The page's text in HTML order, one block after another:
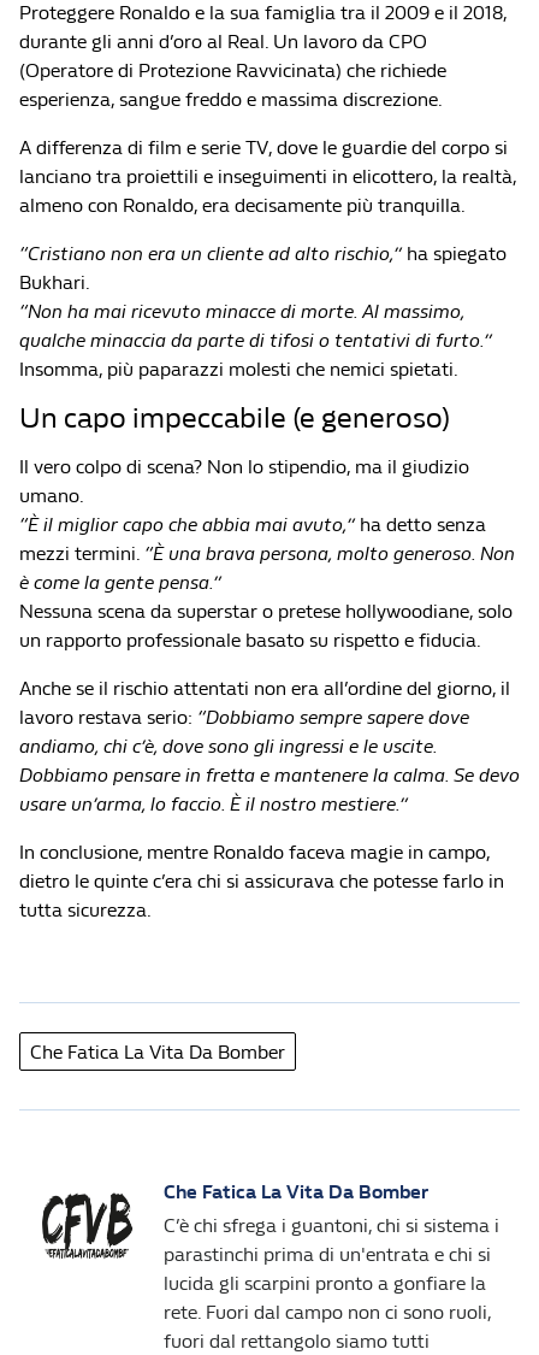
Proteggere Ronaldo e la sua famiglia tra il 2009 e il 2018,
durante gli anni d’oro al Real. Un lavoro da CPO
(Operatore di Protezione Ravvicinata) che richiede
esperienza, sangue freddo e massima discrezione.
A differenza di film e serie TV, dove le guardie del corpo si
lanciano tra proiettili e inseguimenti in elicottero, la realtà,
almeno con Ronaldo, era decisamente più tranquilla.
“Cristiano non era un cliente ad alto rischio,”ha spiegato
Bukhari.
“Non ha mai ricevuto minacce di morte. Al massimo,
qualche minaccia da parte di tifosi o tentativi di furto.”
Insomma, più paparazzi molesti che nemici spietati.
Un capo impeccabile (e generoso)
Il vero colpo di scena? Non lo stipendio, ma il giudizio
umano.
“È il miglior capo che abbia mai avuto,”ha detto senza
mezzi termini. “È una brava persona, molto generoso. Non
è come la gente pensa.”
Nessuna scena da superstar o pretese hollywoodiane, solo
un rapporto professionale basato su rispetto e fiducia.
Anche se il rischio attentati non era all’ordine del giorno, il
lavoro restava serio: “Dobbiamo sempre sapere dove
andiamo, chi c’è, dove sono gli ingressi e le uscite.
Dobbiamo pensare in fretta e mantenere la calma. Se devo
usare un’arma, lo faccio. È il nostro mestiere.”
In conclusione, mentre Ronaldo faceva magie in campo,
dietro le quinte c’era chi si assicurava che potesse farlo in
tutta sicurezza.
Che Fatica La Vita Da Bomber
Che Fatica La Vita Da Bomber
C’è chi sfrega i guantoni, chi si sistema i
parastinchi prima di un'entrata e chi si
lucida gli scarpini pronto a gonfiare la
rete. Fuori dal campo non ci sono ruoli,
fuori dal rettangolo siamo tutti